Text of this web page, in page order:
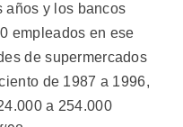
años y los bancos
empleados en ese
de supermercados
de 1987 a 1996,
a 254.000